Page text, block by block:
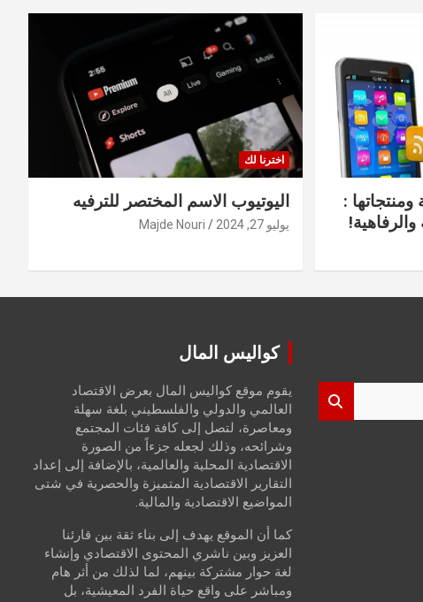
:
اخترنا لك
اليوتيوب الاسم المختصر للترفيه
يوليو 27, 2024 Majde Nouri
كواليس المال
يقوم موقع كواليس المال بعرض الاقتصاد
العالمي والدولي والفلسطيني بلغة سهلة
ومعاصرة، لتصل إلى كافة فئات المجتمع
وشرائحه، وذلك لجعله جزءاً من الصورة
الاقتصادية المحلية والعالمية، بالإضافة إلى إعداد
التقارير الاقتصادية المتميزة والحصرية في شتى
المواضيع الاقتصادية والمالية.
كما أن الموقع يهدف إلى بناء ثقة بين قارئنا
العزيز وبين ناشري المحتوى الاقتصادي وإنشاء
لغة حوار مشتركة بينهم، لما لذلك من أثر هام
ومباشر على واقع حياة الفرد المعيشية، بل